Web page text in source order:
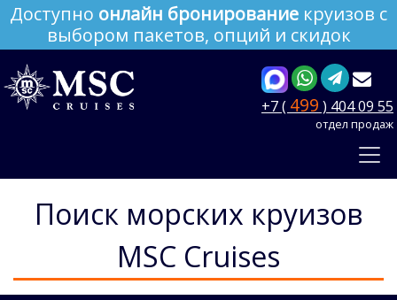
Доступно онлайн бронирование круизов с
выбором пакетов, опций и скидок
+7 ( 499 ) 404 09 55
отдел продаж
Поиск морских круизов
MSC Cruises